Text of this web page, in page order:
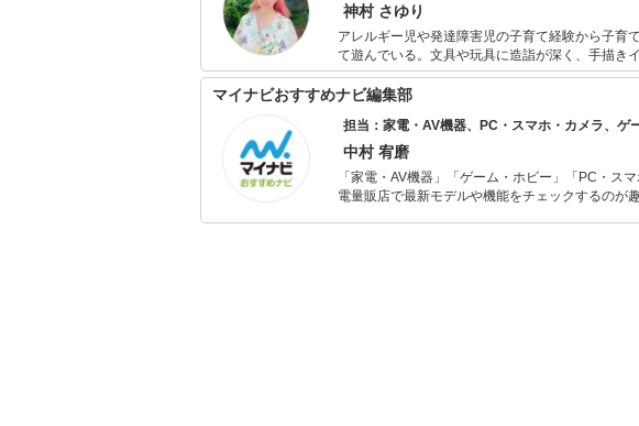
神村 さゆり
アレルギー児や発達障害児の子育て経験から子育
て遊んでいる。文具や玩具に造詣が深く、手描き
や食育の大切さを伝えるためミネラル教室や醗酵
マイナビおすすめナビ編集部
担当：家電・AV機器、PC・スマホ・カメラ、ゲ
中村 宥磨
「家電・AV機器」「ゲーム・ホビー」「PC・ス
電量販店で最新モデルや機能をチェックするのが